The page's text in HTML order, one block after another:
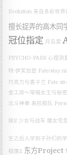
Evolution 来自多彩世界
擅长捉弄的高木同
冠位指定 月岛雯
PSYCHO-PASS 心理
特·伊芙加登 Fate/stay
巧克力与香子兰 Fate
金工房～常暗女王与秘
北斗神拳 高校舰队
娘2 少女与战车 魔女宅
生之后入学到子孙们的
相簿2 东方Project